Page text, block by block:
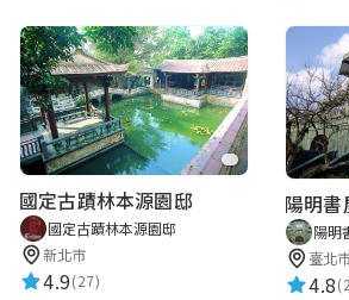
國定古蹟林本源園邸
國定古蹟林本源園邸
新北市
4.9(27)
陽明書
陽明
臺北
4.8